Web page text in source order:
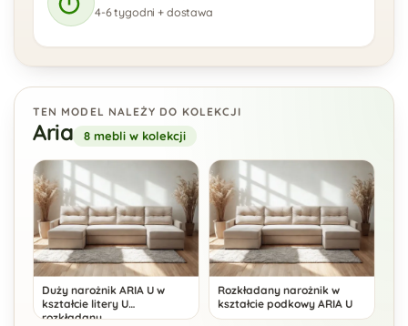
4-6 tygodni + dostawa
TEN MODEL NALEŻY DO KOLEKCJI
Aria 8 mebli w kolekcji
Duży narożnik ARIA U w
kształcie litery U
rozkładany
Rozkładany narożnik w
kształcie podkowy ARIA U